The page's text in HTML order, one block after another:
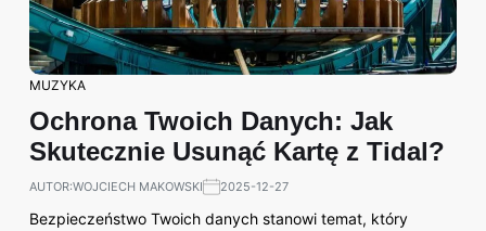
MUZYKA
Ochrona Twoich Danych: Jak
Skutecznie Usunąć Kartę z Tidal?
AUTOR:WOJCIECH MAKOWSKI 2025-12-27
Bezpieczeństwo Twoich danych stanowi temat, który